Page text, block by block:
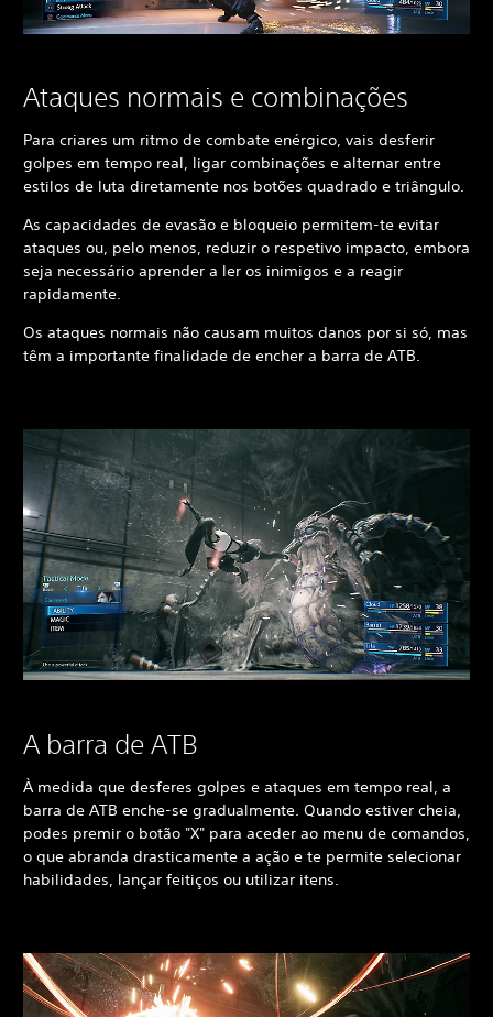
Ataques normais e combinações
Para criares um ritmo de combate enérgico, vais desferir
golpes em tempo real, ligar combinações e alternar entre
estilos de luta diretamente nos botões quadrado e triângulo.
As capacidades de evasão e bloqueio permitem-te evitar
ataques ou, pelo menos, reduzir o respetivo impacto, embora
seja necessário aprender a ler os inimigos e a reagir
rapidamente.
Os ataques normais não causam muitos danos por si só, mas
têm a importante finalidade de encher a barra de ATB.
A barra de ATB
À medida que desferes golpes e ataques em tempo real, a
barra de ATB enche-se gradualmente. Quando estiver cheia,
podes premir o botão "X" para aceder ao menu de comandos,
o que abranda drasticamente a ação e te permite selecionar
habilidades, lançar feitiços ou utilizar itens.